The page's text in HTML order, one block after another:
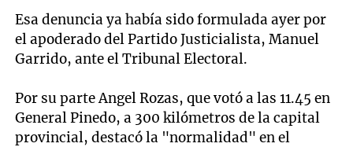
Esa denuncia ya había sido formulada ayer por
el apoderado del Partido Justicialista, Manuel
Garrido, ante el Tribunal Electoral.
Por su parte Angel Rozas, que votó a las 11.45 en
General Pinedo, a 300 kilómetros de la capital
provincial, destacó la "normalidad" en el